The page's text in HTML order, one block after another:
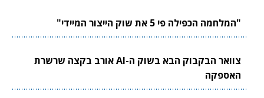
"המלחמה הכפילה פי 5 את שוק הייצור המיידי"
צוואר הבקבוק הבא בשוק ה-AI אורב בקצה שרשרת
האספקה